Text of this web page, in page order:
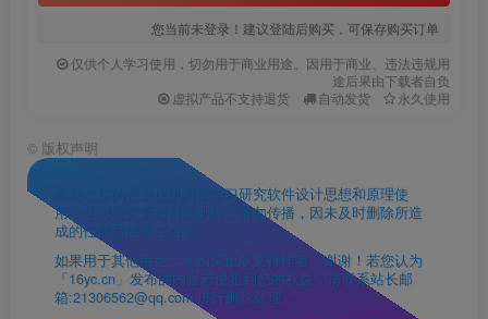
您当前未登录！建议登陆后购买，可保存购买订单
仅供个人学习使用，切勿用于商业用途。因用于商业、违法违规用
途后果由下载者自负
虚拟产品不支持退货
自动发货 永久使用
© 版权声明
本站收集的资源仅供内部学习研究软件设计思想和原理使
用，学习研究后请自觉删除，请勿传播，因未及时删除所造
成的任何后果责任自负。
如果用于其他用途，请购买正版支持作者，谢谢！若您认为
「16yc.cn」发布的内容若侵犯到您的权益，请联系站长邮
箱:21306562@qq.com 进行删除处理。